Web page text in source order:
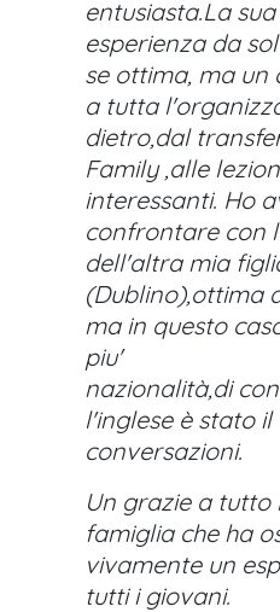
entusiasta.La
esperienza da
se ottima, ma
a tutta
dietro,dal
Family ,alle
interessanti. Ho
confrontare con
dell'altra mia
(Dublino),ottima
ma in questo
piu'
nazionalità,di
l'inglese è stato
conversazioni.
Un grazie a
famiglia che ha
vivamente un
tutti i giovani.